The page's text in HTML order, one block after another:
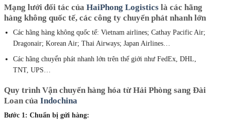
Mạng lưới đối tác của HaiPhong Logistics là các hãng
hàng không quốc tế, các công ty chuyển phát nhanh lớn
Các hãng hàng không quốc tế: Vietnam airlines; Cathay Pacific Air;
Dragonair; Korean Air; Thai Airways; Japan Airlines…
Các hãng chuyển phát nhanh lớn trên thế giới như FedEx, DHL,
TNT, UPS…
Quy trình Vận chuyển hàng hóa từ Hải Phòng sang Đài
Loan của Indochina
Bước 1: Chuẩn bị gửi hàng: